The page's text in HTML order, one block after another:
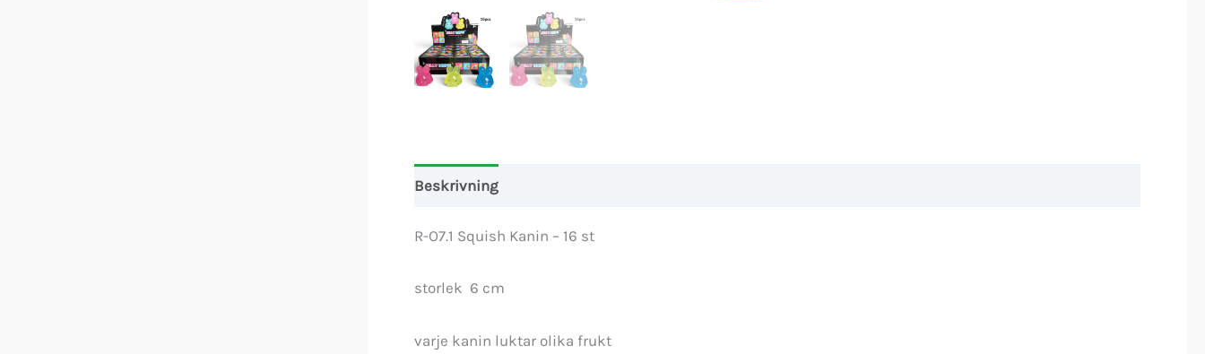
Beskrivning
R-O7.1 Squish Kanin – 16 st
storlek 6 cm
varje kanin luktar olika frukt